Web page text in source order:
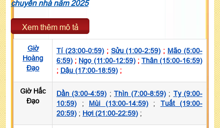
chuyển nhà năm 2025
Xem thêm mô tả
Giờ
Hoàng
Đạo
Tí (23:00-0:59); Sửu (1:00-2:59) ; Mão (5:00-
6:59) ; Ngọ (11:00-12:59); Thân (15:00-16:59)
; Dậu (17:00-18:59) ;
Giờ Hắc
Đạo
Dần (3:00-4:59) ;Thìn (7:00-8:59); Tỵ (9:00-
10:59) ; Mùi (13:00-14:59); Tuất (19:00-
20:59) ; Hợi (21:00-22:59) ;